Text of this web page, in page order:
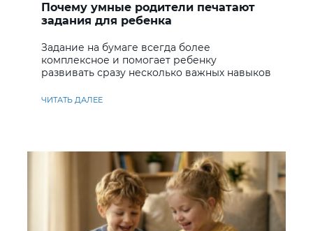
Почему умные родители печатают
задания для ребенка
Задание на бумаге всегда более
комплексное и помогает ребенку
развивать сразу несколько важных навыков
ЧИТАТЬ ДАЛЕЕ